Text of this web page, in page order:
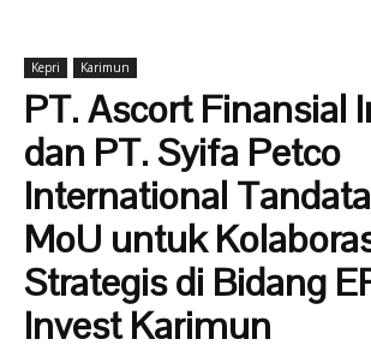
Kepri Karimun
PT. Ascort Finansial
dan PT. Syifa Petco
International
MoU untuk
Strategis di Bidang
Invest Karimun